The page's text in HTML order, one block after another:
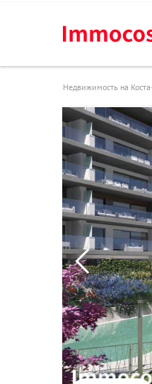
Недвижимость на